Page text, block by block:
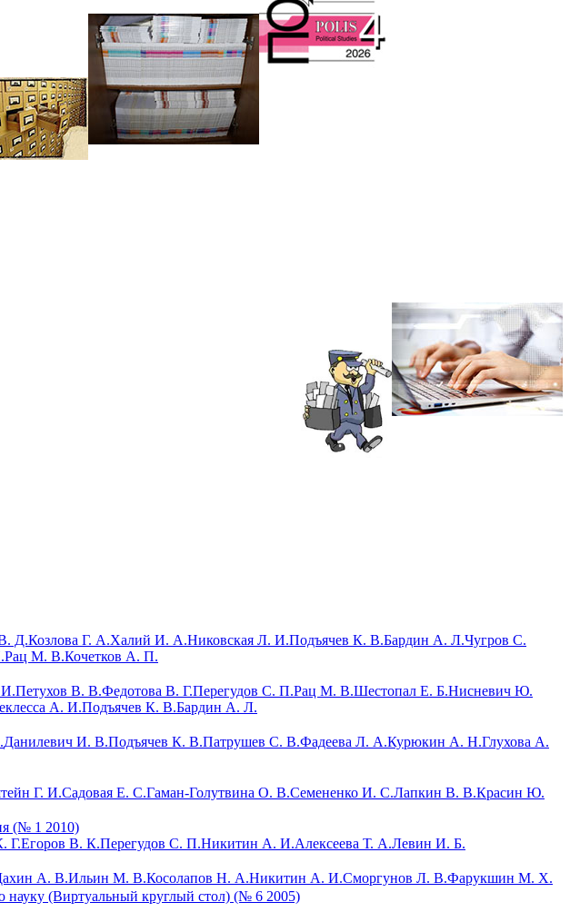
Д.Козлова Г. А.Халий И. А.Никовская Л. И.Подъячев К. В.Бардин А. Л.Чугров С.
Рац М. В.Кочетков А. П.
И.Петухов В. В.Федотова В. Г.Перегудов С. П.Рац М. В.Шестопал Е. Б.Нисневич Ю.
А. И.Подъячев К. В.Бардин А. Л.
Данилевич И. В.Подъячев К. В.Патрушев С. В.Фадеева Л. А.Курюкин А. Н.Глухова А.
Г. И.Садовая Е. С.Гаман-Голутвина О. В.Семененко И. С.Лапкин В. В.Красин Ю.
(№ 1 2010)
Г.Егоров В. К.Перегудов С. П.Никитин А. И.Алексеева Т. А.Левин И. Б.
А. В.Ильин М. В.Косолапов Н. А.Никитин А. И.Сморгунов Л. В.Фарукшин М. Х.
(Виртуальный круглый стол) (№ 6 2005)